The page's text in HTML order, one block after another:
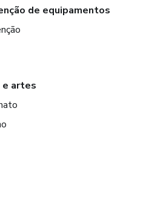
de equipamentos
e artes